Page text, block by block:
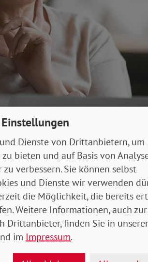
des möglichen Bürgergelds berechnen. fizkes /
zum Jahresbeginn vom
unter anderem sind die
oder der Angemessenheit
Themenseite zum Bürgergeld
Dienste von Drittanbietern, um
bieten und auf Basis von
verbessern. Sie können selbst
und Dienste wir verwenden
die Möglichkeit, die bereits
Weitere Informationen, auch zur
Drittanbieter, finden Sie in unserer
im Impressum.